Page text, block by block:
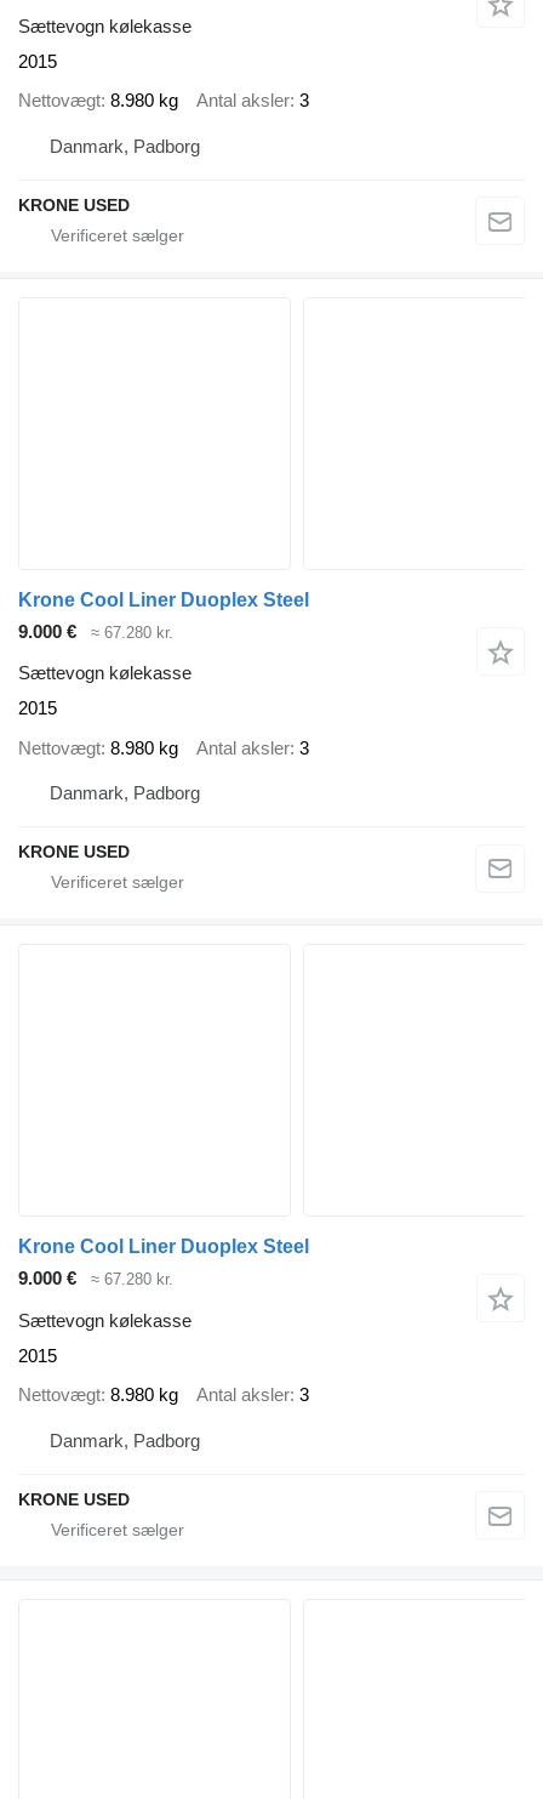
Sættevogn kølekasse
2015
Nettovægt 8.980 kg Antal aksler 3
Danmark, Padborg
KRONE USED
Krone Cool Liner Duoplex Steel
9.000 €
≈ 67.280 kr.
Sættevogn kølekasse
2015
Nettovægt 8.980 kg Antal aksler 3
Danmark, Padborg
KRONE USED
Krone Cool Liner Duoplex Steel
9.000 €
≈ 67.280 kr.
Sættevogn kølekasse
2015
Nettovægt 8.980 kg Antal aksler 3
Danmark, Padborg
KRONE USED